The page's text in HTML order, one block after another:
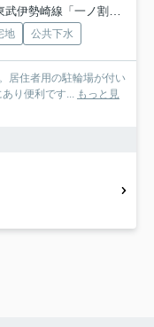
伊勢崎線「一ノ割」駅 徒歩24分
地 公共下水
居住者用の駐輪場が付い
り便利です... もっと見